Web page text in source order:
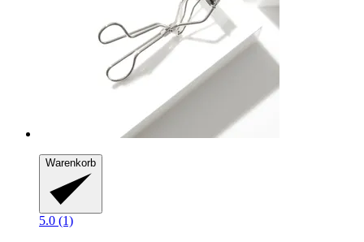
Warenkorb
5.0 (1)